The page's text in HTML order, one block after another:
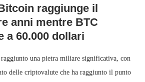
raggiunge il
anni mentre BTC
a 60.000 dollari
una pietra miliare significativa, con
delle criptovalute che ha raggiunto il punto